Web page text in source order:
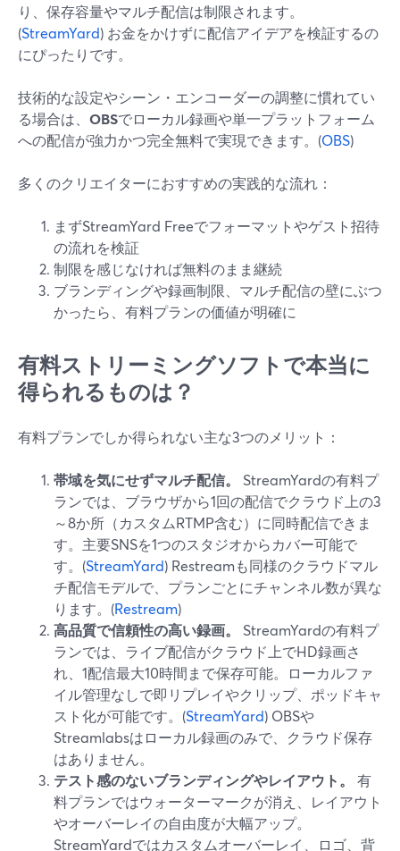
り、保存容量やマルチ配信は制限されます。
(StreamYard) お金をかけずに配信アイデアを検証するの
にぴったりです。
技術的な設定やシーン・エンコーダーの調整に慣れてい
る場合は、 OBSでローカル録画や単一プラットフォーム
への配信が強力かつ完全無料で実現できます。(OBS)
多くのクリエイターにおすすめの実践的な流れ：
まずStreamYard Freeでフォーマットやゲスト招待
の流れを検証
制限を感じなければ無料のまま継続
ブランディングや録画制限、マルチ配信の壁にぶつ
かったら、有料プランの価値が明確に
有料ストリーミングソフトで本当に
得られるものは？
有料プランでしか得られない主な3つのメリット：
帯域を気にせずマルチ配信。
StreamYardの有料プ
ランでは、ブラウザから1回の配信でクラウド上の3
～8か所（カスタムRTMP含む）に同時配信できま
す。主要SNSを1つのスタジオからカバー可能で
す。(StreamYard) Restreamも同様のクラウドマル
チ配信モデルで、プランごとにチャンネル数が異な
ります。(Restream)
高品質で信頼性の高い録画。
StreamYardの有料プ
ランでは、ライブ配信がクラウド上でHD録画さ
れ、1配信最大10時間まで保存可能。ローカルファ
イル管理なしで即リプレイやクリップ、ポッドキャ
スト化が可能です。(StreamYard) OBSや
Streamlabsはローカル録画のみで、クラウド保存
はありません。
テスト感のないブランディングやレイアウト。
有
料プランではウォーターマークが消え、レイアウト
やオーバーレイの自由度が大幅アップ。
StreamYardではカスタムオーバーレイ、ロゴ、背